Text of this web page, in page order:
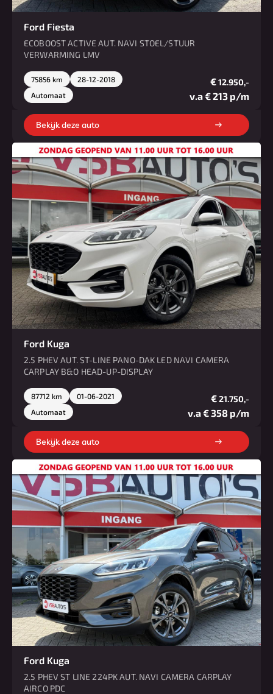
Ford Fiesta
ECOBOOST ACTIVE AUT. NAVI STOEL/STUUR
VERWARMING LMV
75856 km
28-12-2018
Automaat
€12.950,-
v.a € 213 p/m
Bekijk deze auto
Ford Kuga
2.5 PHEV AUT. ST-LINE PANO-DAK LED NAVI CAMERA
CARPLAY B&O HEAD-UP-DISPLAY
87712 km
01-06-2021
Automaat
€21.750,-
v.a € 358 p/m
Bekijk deze auto
Ford Kuga
2.5 PHEV ST LINE 224PK AUT. NAVI CAMERA CARPLAY
AIRCO PDC